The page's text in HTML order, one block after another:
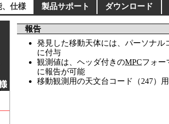
、仕様 製品サポート ダウンロード
報告
発見した移動天体には、パーソナル
に付与
観測値は、ヘッダ付きのMPCフォー
に報告が可能
移動観測用の天文台コード（247）